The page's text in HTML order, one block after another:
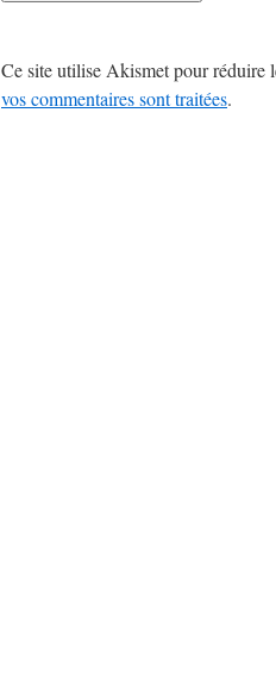
Ce site utilise Akismet pour réduire
vos commentaires sont traitées.